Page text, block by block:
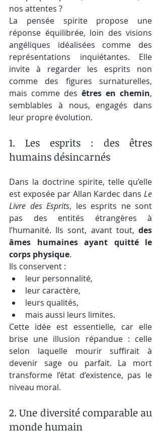
nos attentes ?
La pensée spirite propose une
réponse équilibrée, loin des visions
angéliques idéalisées comme des
représentations inquiétantes. Elle
invite à regarder les esprits non
comme des figures surnaturelles,
mais comme des êtres en chemin,
semblables à nous, engagés dans
leur propre évolution.
1. Les esprits : des êtres
humains désincarnés
Dans la doctrine spirite, telle qu’elle
est exposée par Allan Kardec dans Le
Livre des Esprits, les esprits ne sont
pas des entités étrangères à
l’humanité. Ils sont, avant tout, des
âmes humaines ayant quitté le
corps physique.
Ils conservent :
leur personnalité,
leur caractère,
leurs qualités,
mais aussi leurs limites.
Cette idée est essentielle, car elle
brise une illusion répandue : celle
selon laquelle mourir suffirait à
devenir sage ou parfait. La mort
transforme l’état d’existence, pas le
niveau moral.
2. Une diversité comparable au
monde humain